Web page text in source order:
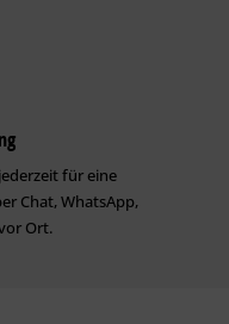
für eine
Chat, WhatsApp,
Ort.